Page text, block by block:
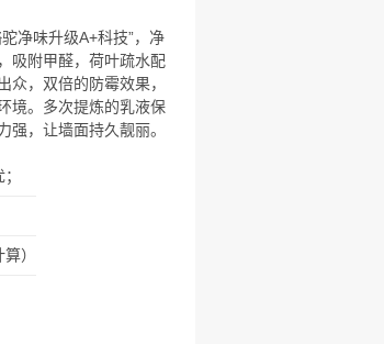
净味升级A+科技”，净
吸附甲醛，荷叶疏水配
众，双倍的防霉效果，
境。多次提炼的乳液保
，让墙面持久靓丽。
）